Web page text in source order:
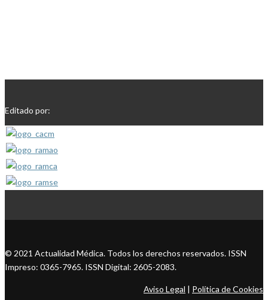
Editado por:
© 2021 Actualidad Médica. Todos los derechos reservados. ISSN
Impreso: 0365-7965. ISSN Digital: 2605-2083.
Aviso Legal | Política de Cookies